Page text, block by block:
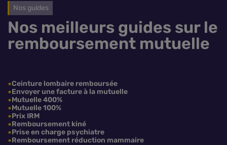
Nos guides
Nos meilleurs guides sur le
remboursement mutuelle
Ceinture lombaire remboursée
Envoyer une facture à la mutuelle
Mutuelle 400%
Mutuelle 100%
Prix IRM
Remboursement kiné
Prise en charge psychiatre
Remboursement réduction mammaire